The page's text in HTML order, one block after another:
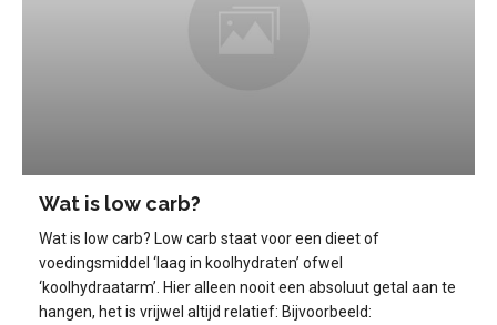
Wat is low carb?
Wat is low carb? Low carb staat voor een dieet of
voedingsmiddel ‘laag in koolhydraten’ ofwel
‘koolhydraatarm’. Hier alleen nooit een absoluut getal aan te
hangen, het is vrijwel altijd relatief: Bijvoorbeeld: